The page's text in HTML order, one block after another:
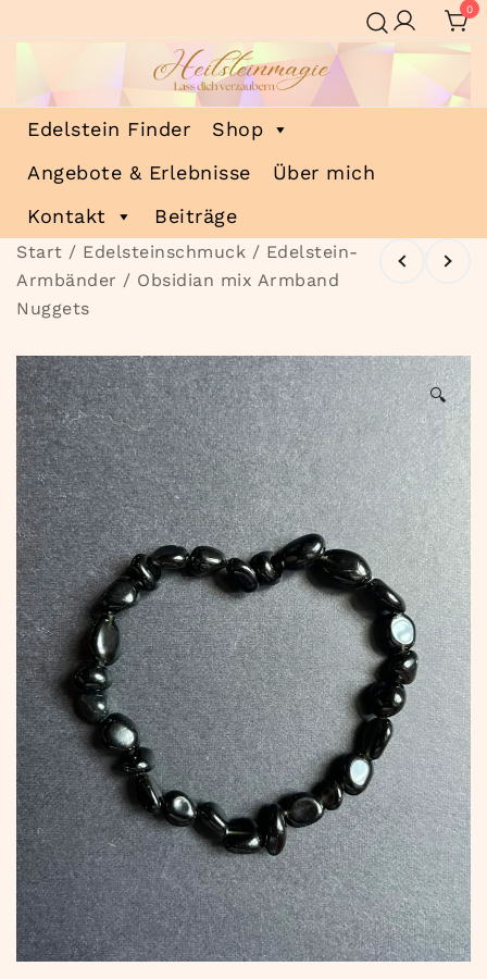
Inhalt
0
Heilsteinmagie
Lass dich verzaubern
Edelstein Finder
Shop
Angebote & Erlebnisse
Über mich
Kontakt
Beiträge
Start / Edelsteinschmuck / Edelstein-
Armbänder / Obsidian mix Armband
Nuggets
🔍